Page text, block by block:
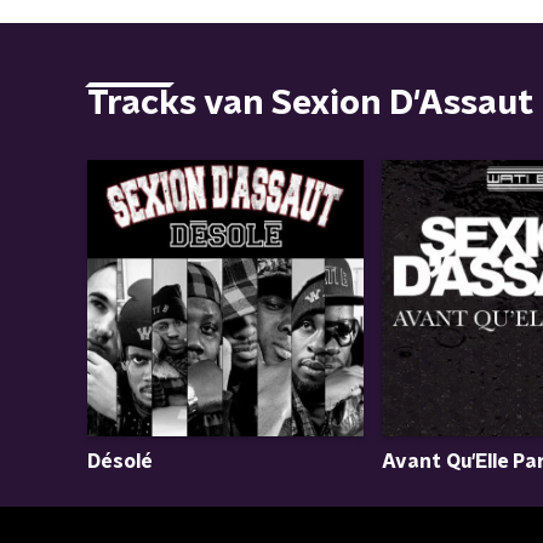
Tracks van Sexion D'Assaut
Désolé Avant Qu'Elle